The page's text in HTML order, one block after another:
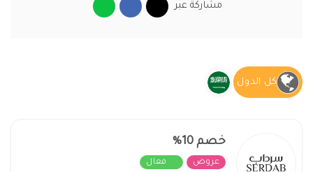
مشاركة عبر
كل الدول
خصم 10%
عروض فعال